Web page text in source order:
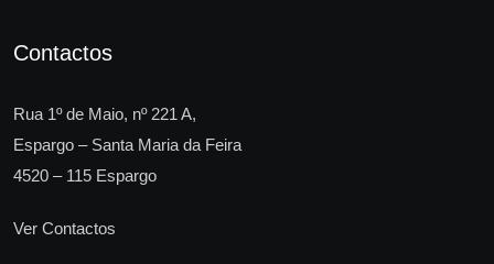
Contactos
Rua 1º de Maio, nº 221 A,
Espargo – Santa Maria da Feira
4520 – 115 Espargo
Ver Contactos